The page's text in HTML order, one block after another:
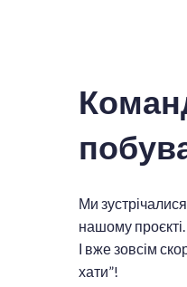
Ми
нашому проєкті.
І вже зовсім
хати”!